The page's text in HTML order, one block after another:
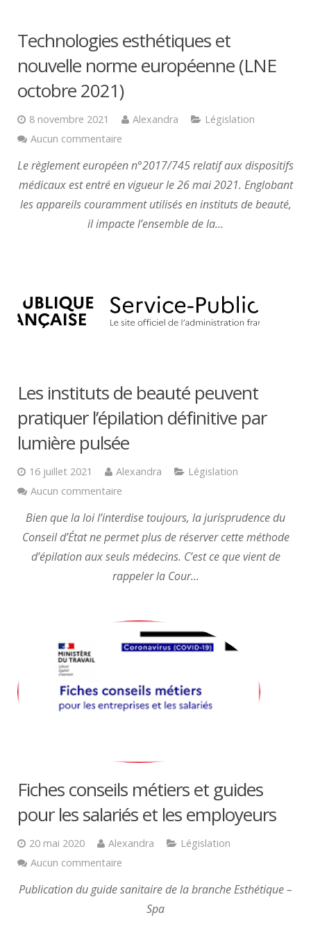
Technologies esthétiques et
nouvelle norme européenne (LNE
octobre 2021)
8 novembre 2021 Alexandra
Législation
Aucun commentaire
Le règlement européen n°2017/745 relatif aux dispositifs
médicaux est entré en vigueur le 26 mai 2021. Englobant
les appareils couramment utilisés en instituts de beauté,
il impacte l’ensemble de la…
Les instituts de beauté peuvent
pratiquer l’épilation définitive par
lumière pulsée
16 juillet 2021 Alexandra
Législation
Aucun commentaire
Bien que la loi l’interdise toujours, la jurisprudence du
Conseil d’État ne permet plus de réserver cette méthode
d’épilation aux seuls médecins. C’est ce que vient de
rappeler la Cour…
Fiches conseils métiers et guides
pour les salariés et les employeurs
20 mai 2020 Alexandra
Législation
Aucun commentaire
Publication du guide sanitaire de la branche Esthétique –
Spa